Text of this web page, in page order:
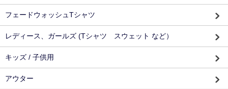
フェードウォッシュTシャツ
レディース、ガールズ (Tシャツ スウェット など）
キッズ / 子供用
アウター